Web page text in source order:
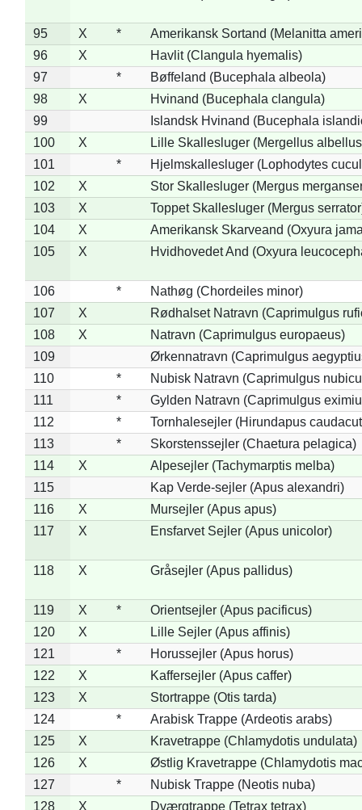
95 X *
Amerikansk Sortand (Melanitta
96
X
Havlit (Clangula hyemalis)
97
*
Bøffeland (Bucephala albeola)
98
X
Hvinand (Bucephala clangula)
99
Islandsk Hvinand (Bucephala
100
X
Lille Skallesluger (Mergellus
101
*
Hjelmskallesluger (Lophodytes
102
X
Stor Skallesluger (Mergus
103
X
Toppet Skallesluger (Mergus
104
X
Amerikansk Skarveand (Oxyura
105
X Hvidhovedet And (Oxyura
106 *
Nathøg (Chordeiles minor)
107
X
Rødhalset Natravn (Caprimulgus
108
X
Natravn (Caprimulgus europaeus)
109
Ørkennatravn (Caprimulgus
110
*
Nubisk Natravn (Caprimulgus
111
*
Gylden Natravn (Caprimulgus
112
*
Tornhalesejler (Hirundapus
113
*
Skorstenssejler (Chaetura pelagica)
114
X
Alpesejler (Tachymarptis melba)
115
Kap Verde-sejler (Apus alexandri)
116
X
Mursejler (Apus apus)
117
X Ensfarvet Sejler (Apus unicolor)
118 X Gråsejler (Apus pallidus)
119 X *
Orientsejler (Apus pacificus)
120
X
Lille Sejler (Apus affinis)
121
*
Horussejler (Apus horus)
122
X
Kaffersejler (Apus caffer)
123
X
Stortrappe (Otis tarda)
124
*
Arabisk Trappe (Ardeotis arabs)
125
X
Kravetrappe (Chlamydotis undulata)
126
X
Østlig Kravetrappe (Chlamydotis
127
*
Nubisk Trappe (Neotis nuba)
128
X Dværgtrappe (Tetrax tetrax)